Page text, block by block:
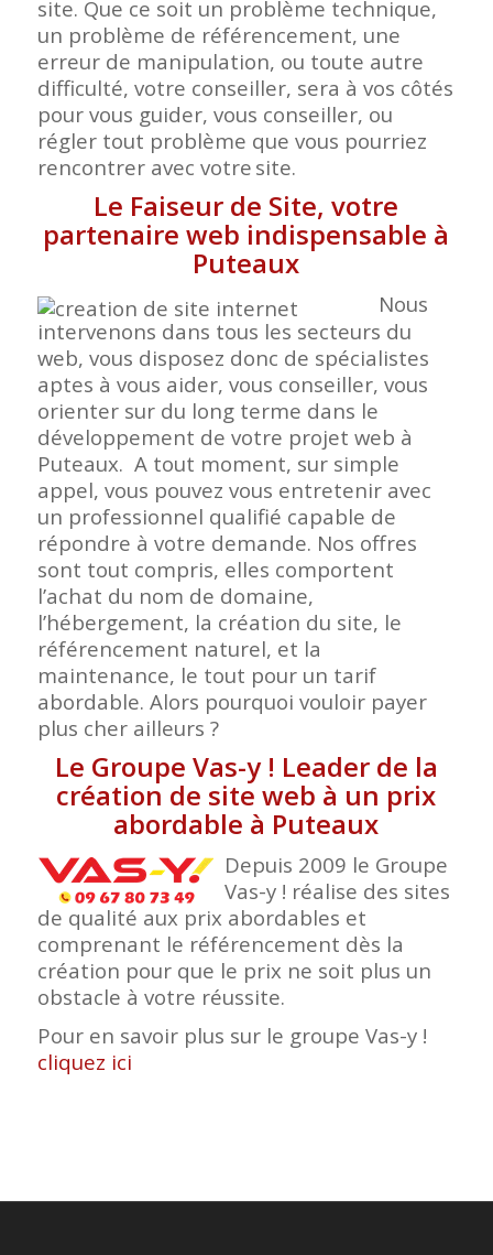
site. Que ce soit un problème technique,
un problème de référencement, une
erreur de manipulation, ou toute autre
difficulté, votre conseiller, sera à vos côtés
pour vous guider, vous conseiller, ou
régler tout problème que vous pourriez
rencontrer avec votre site.
Le Faiseur de Site, votre
partenaire web indispensable à
Puteaux
Nous
intervenons dans tous les secteurs du
web, vous disposez donc de spécialistes
aptes à vous aider, vous conseiller, vous
orienter sur du long terme dans le
développement de votre projet web à
Puteaux. A tout moment, sur simple
appel, vous pouvez vous entretenir avec
un professionnel qualifié capable de
répondre à votre demande. Nos offres
sont tout compris, elles comportent
l’achat du nom de domaine,
l’hébergement, la création du site, le
référencement naturel, et la
maintenance, le tout pour un tarif
abordable. Alors pourquoi vouloir payer
plus cher ailleurs ?
Le Groupe Vas-y ! Leader de la
création de site web à un prix
abordable à Puteaux
Depuis 2009 le Groupe
Vas-y ! réalise des sites
de qualité aux prix abordables et
comprenant le référencement dès la
création pour que le prix ne soit plus un
obstacle à votre réussite.
Pour en savoir plus sur le groupe Vas-y !
cliquez ici